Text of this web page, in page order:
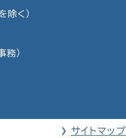
除く）
）
サイトマップ